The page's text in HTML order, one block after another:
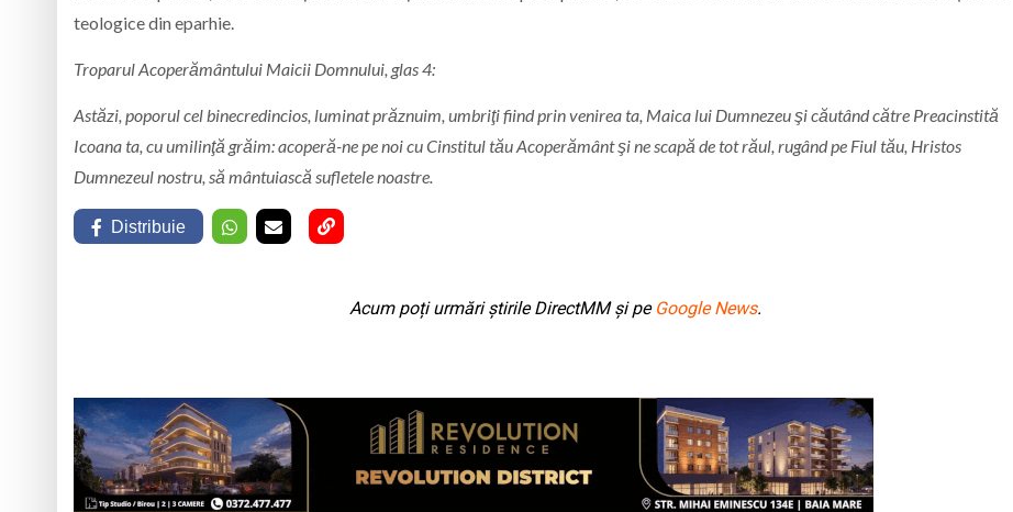
teologice din eparhie.
Troparul Acoperământului Maicii Domnului, glas 4:
Astăzi, poporul cel binecredincios, luminat prăznuim, umbriţi fiind prin venirea ta, Maica lui Dumnezeu şi cău­tând către Preacinstită
Icoana ta, cu umilinţă grăim: acoperă-ne pe noi cu Cinstitul tău Acoperă­mânt şi ne scapă de tot răul, rugând pe Fiul tău, Hristos
Dumnezeul nostru, să mântu­iască sufletele noastre.
Distribuie
Acum poți urmări știrile DirectMM și pe Google News.